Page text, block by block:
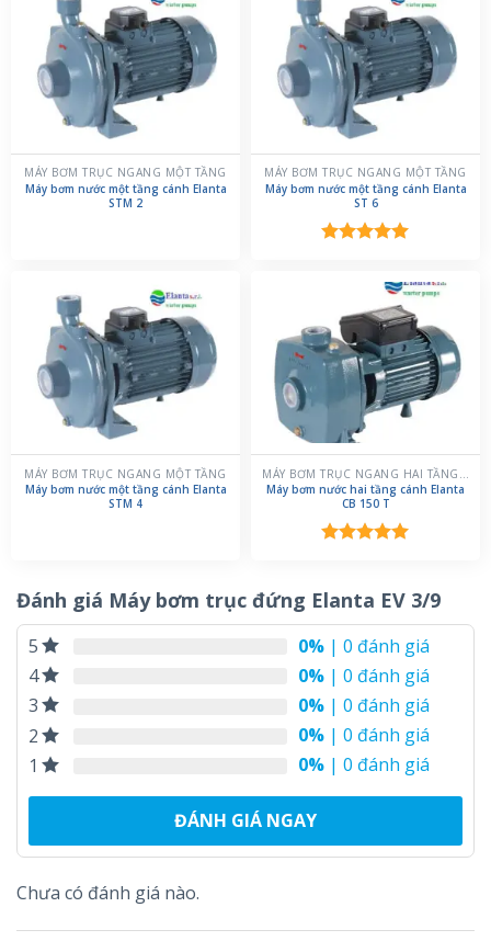
MÁY BƠM TRỤC NGANG MỘT TẦNG
Máy bơm nước một tầng cánh Elanta
STM 2
MÁY BƠM TRỤC NGANG MỘT TẦNG
Máy bơm nước một tầng cánh Elanta
ST 6
MÁY BƠM TRỤC NGANG MỘT TẦNG
Máy bơm nước một tầng cánh Elanta
STM 4
Máy bơm nước hai tầng cánh Elanta
CB 150 T
5 sao
Đánh giá Máy bơm trục đứng Elanta EV 3/9
5 0% | 0 đánh giá
4
0% | 0 đánh giá
3
0% | 0 đánh giá
2
0% | 0 đánh giá
1
0% | 0 đánh giá
ĐÁNH GIÁ NGAY
Chưa có đánh giá nào.